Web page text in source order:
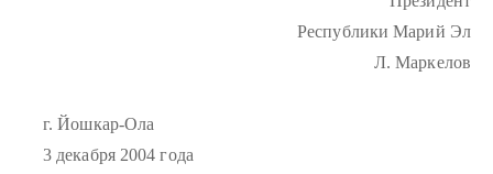
Республики Марий Эл
Л. Маркелов
г. Йошкар-Ола
3 декабря 2004 года